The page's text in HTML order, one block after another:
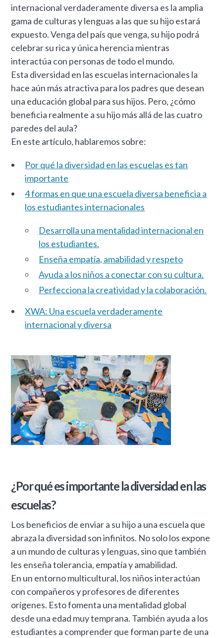
internacional verdaderamente diversa es la amplia
gama de culturas y lenguas a las que su hijo estará
expuesto. Venga del país que venga, su hijo podrá
celebrar su rica y única herencia mientras
interactúa con personas de todo el mundo.
Esta diversidad en las escuelas internacionales la
hace aún más atractiva para los padres que desean
una educación global para sus hijos. Pero, ¿cómo
beneficia realmente a su hijo más allá de las cuatro
paredes del aula?
En este artículo, hablaremos sobre:
Por qué la diversidad en las escuelas es tan
importante
4 formas en que una escuela diversa beneficia a
los estudiantes internacionales
Desarrolla una mentalidad internacional en
los estudiantes.
Enseña empatía, amabilidad y respeto
Ayuda a los niños a conectar con su cultura.
Perfecciona la creatividad y la colaboración.
XWA: Una escuela verdaderamente
internacional y diversa
¿Por qué es importante la diversidad en las
escuelas?
Los beneficios de enviar a su hijo a una escuela que
abraza la diversidad son infinitos. No solo los expone
a un mundo de culturas y lenguas, sino que también
les enseña tolerancia, empatía y amabilidad.
En un entorno multicultural, los niños interactúan
con compañeros y profesores de diferentes
orígenes. Esto fomenta una mentalidad global
desde una edad muy temprana. También ayuda a los
estudiantes a comprender que forman parte de una